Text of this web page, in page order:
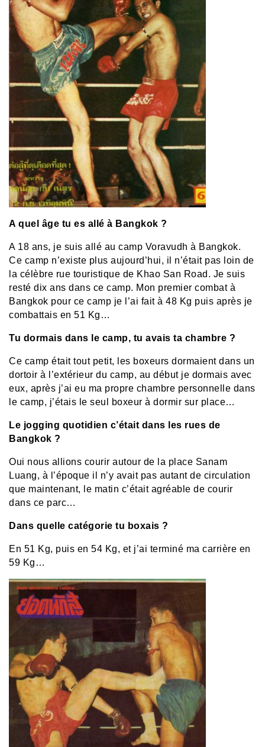
A quel âge tu es allé à Bangkok ?
A 18 ans, je suis allé au camp Voravudh à Bangkok.
Ce camp n’existe plus aujourd’hui, il n’était pas loin de
la célèbre rue touristique de Khao San Road. Je suis
resté dix ans dans ce camp. Mon premier combat à
Bangkok pour ce camp je l’ai fait à 48 Kg puis après je
combattais en 51 Kg…
Tu dormais dans le camp, tu avais ta chambre ?
Ce camp était tout petit, les boxeurs dormaient dans un
dortoir à l’extérieur du camp, au début je dormais avec
eux, après j’ai eu ma propre chambre personnelle dans
le camp, j’étais le seul boxeur à dormir sur place…
Le jogging quotidien c’était dans les rues de
Bangkok ?
Oui nous allions courir autour de la place Sanam
Luang, à l’époque il n’y avait pas autant de circulation
que maintenant, le matin c’était agréable de courir
dans ce parc…
Dans quelle catégorie tu boxais ?
En 51 Kg, puis en 54 Kg, et j’ai terminé ma carrière en
59 Kg…